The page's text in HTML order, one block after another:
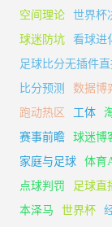
空间理论
世界杯
球迷防坑
看球进
足球比分无插件
比分预测
数据博
跑动热区
工体
赛事前瞻
球迷博
家庭与足球
体育
点球判罚
足球直
本泽马
世界杯